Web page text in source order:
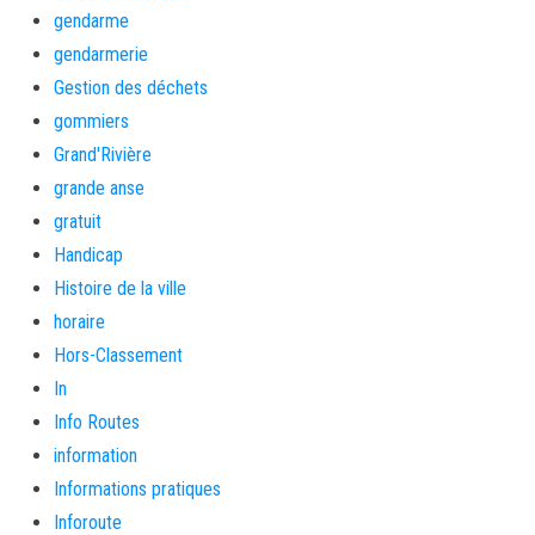
gendarme
gendarmerie
Gestion des déchets
gommiers
Grand'Rivière
grande anse
gratuit
Handicap
Histoire de la ville
horaire
Hors-Classement
In
Info Routes
information
Informations pratiques
Inforoute